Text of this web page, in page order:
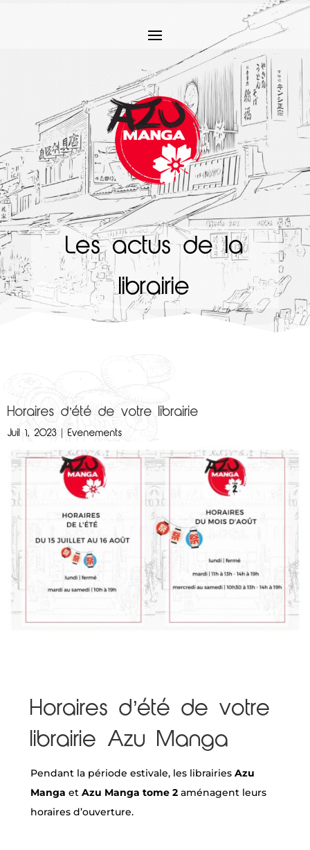
Les actus de la
librairie
Horaires d’été de votre librairie
Juil 1, 2023 |Evenements
Horaires d’été de votre
librairie Azu Manga
Pendant la période estivale, les librairies Azu
Manga et Azu Manga tome 2aménagent leurs
horaires d’ouverture.